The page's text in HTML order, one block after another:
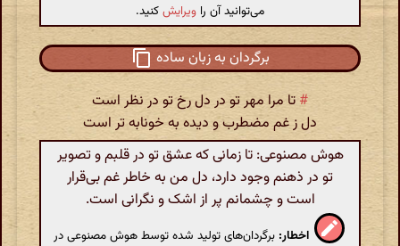
می‌توانید آن را ویرایشکنید.
برگردان به زبان ساده
# تا مرا مهر تو در دل رخ تو در نظر است
دل ز غم مضطرب و دیده به خونابه تر است
هوش مصنوعی: تا زمانی که عشق تو در قلبم و تصویر
تو در ذهنم وجود دارد، دل من به خاطر غم بی‌قرار
است و چشمانم پر از اشک و نگرانی است.
اخطار: برگردان‌های تولید شده توسط هوش مصنوعی در